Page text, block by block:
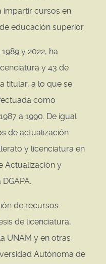
impartir cursos en
educación superior.
y 2022, ha
y 43 de
titular, a lo que se
como
a 1990. De igual
de actualización
y licenciatura en
Actualización y
de recursos
de licenciatura,
UNAM y en otras
Autónoma de